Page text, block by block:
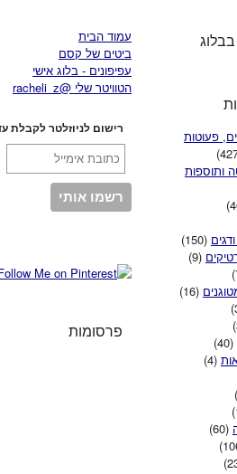
עמוד הבית
ביטים של קסם
עפיפונים - בלוג אישי
הטוויטר שלי @racheli_z
רישום לניוזלטר לקבלת
פרסומות
פעוטות
ותוספות
(150)
(9)
(16)
(40)
(4)
(60)